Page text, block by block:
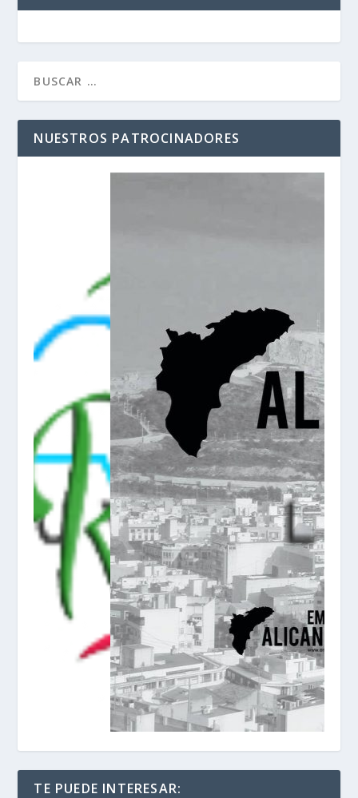
NUESTROS PATROCINADORES
TE PUEDE INTERESAR: